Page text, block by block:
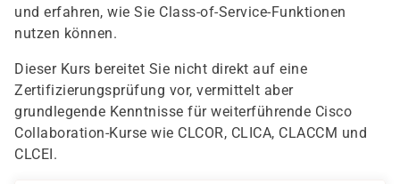
und erfahren, wie Sie Class-of-Service-Funktionen
nutzen können.
Dieser Kurs bereitet Sie nicht direkt auf eine
Zertifizierungsprüfung vor, vermittelt aber
grundlegende Kenntnisse für weiterführende Cisco
Collaboration-Kurse wie CLCOR, CLICA, CLACCM und
CLCEI.